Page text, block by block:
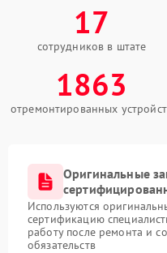
17
сотрудников в штате
1863
отремонтированных
Оригинальные
Используются
сертификацию
работу после ремонта и
обязательств